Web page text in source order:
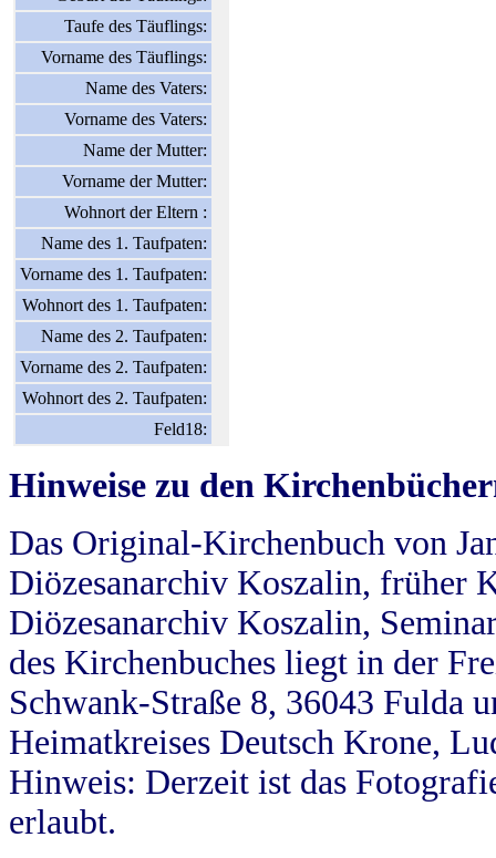
Taufe des Täuflings:
Vorname des Täuflings:
Name des Vaters:
Vorname des Vaters:
Name der Mutter:
Vorname der Mutter:
Wohnort der Eltern :
Name des 1. Taufpaten:
Vorname des 1. Taufpaten:
Wohnort des 1. Taufpaten:
Name des 2. Taufpaten:
Vorname des 2. Taufpaten:
Wohnort des 2. Taufpaten:
Feld18:
Hinweise zu den
Das Original-Kirchenbuch von
Diözesanarchiv Koszalin, früher
Diözesanarchiv Koszalin,
des Kirchenbuches liegt in der
Schwank-Straße 8, 36043 Fulda
Heimatkreises Deutsch Krone,
Hinweis: Derzeit ist das
erlaubt.